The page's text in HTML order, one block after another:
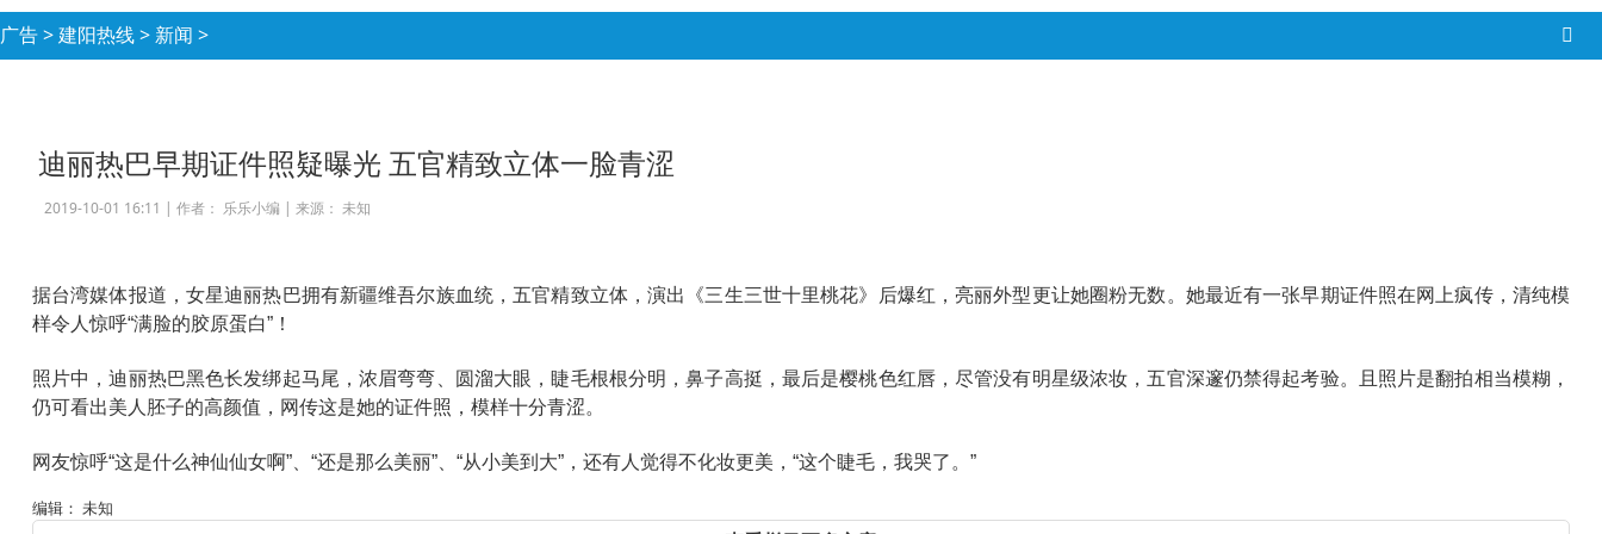
广告>建阳热线> 新闻 >
迪丽热巴早期证件照疑曝光 五官精致立体一脸青涩
2019-10-01 16:11 | 作者： 乐乐小编 | 来源： 未知
据台湾媒体报道，女星迪丽热巴拥有新疆维吾尔族血统，五官精致立体，演出《三生三世十里桃花》后爆红，亮丽外型更让她圈粉无数。她最近有一张早期证件照在网上疯传，清纯模
样令人惊呼“满脸的胶原蛋白”！
照片中，迪丽热巴黑色长发绑起马尾，浓眉弯弯、圆溜大眼，睫毛根根分明，鼻子高挺，最后是樱桃色红唇，尽管没有明星级浓妆，五官深邃仍禁得起考验。且照片是翻拍相当模糊，
仍可看出美人胚子的高颜值，网传这是她的证件照，模样十分青涩。
网友惊呼“这是什么神仙仙女啊”、“还是那么美丽”、“从小美到大”，还有人觉得不化妆更美，“这个睫毛，我哭了。”
编辑： 未知